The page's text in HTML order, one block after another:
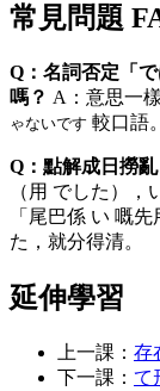
常見問題
Q：名詞否定「
嗎？ A：意思一樣
ゃないです 較口語
Q：點解成日撈
（用 でした）
「尾巴係 い 嘅
た，就分得清。
延伸學習
上一課： 存
下一課： て